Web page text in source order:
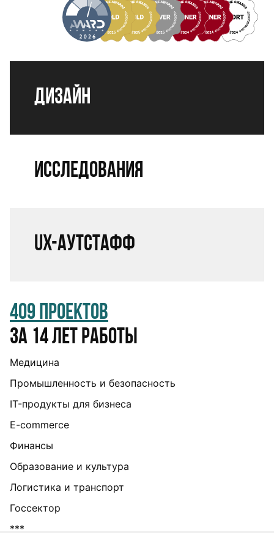
Дизайн
Исследования
UX-аутстафф
409 проектов
за 14 лет работы
Медицина
Промышленность и безопасность
IT-продукты для бизнеса
E-commerce
Финансы
Образование и культура
Логистика и транспорт
Госсектор
***